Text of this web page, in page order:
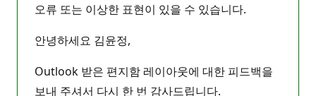
오류 또는 이상한 표현이 있을 수 있습니다.
안녕하세요 김윤정,
Outlook 받은 편지함 레이아웃에 대한 피드백을
보내 주셔서 다시 한 번 감사드립니다.